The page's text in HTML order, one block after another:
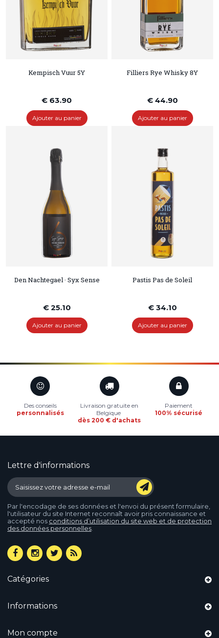
Kempisch Vuur 5Y
€ 63.90
Ajouter au panier
Filliers Rye Whisky 8Y
€ 44.90
Ajouter au panier
Den Nachtegael · Syx Sense
€ 25.10
Ajouter au panier
Pastis Pas de Soleil
€ 34.10
Ajouter au panier
Des conseils
personnalisés
Livraison gratuite en
Belgique
dès 200 € d'achats
Paiement
100% sécurisé
Lettre d'informations
Par l'encodage de ses données et l'envoi du présent formulaire,
l'utilisateur du site Internet reconnaît avoir pris connaissance et
accepté nos conditions d’utilisation du site web et de protection
des données personnelles.
Catégories
Informations
Mon compte